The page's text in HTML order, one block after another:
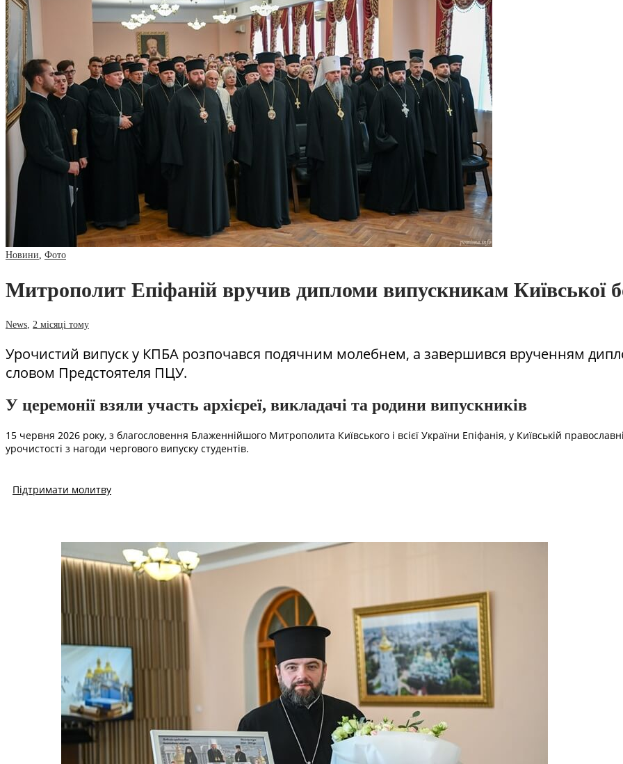
Новини Фото
Митрополит Епіфаній вручив дипломи випускникам Київської
News 2 місяці тому
Урочистий випуск у КПБА розпочався подячним молебнем, а завершився врученням
словом Предстоятеля ПЦУ.
У церемонії взяли участь архієреї, викладачі та родини випускників
15 червня 2026 року, з благословення Блаженнійшого Митрополита Київського і всієї України Епіфанія, у Київській
урочистості з нагоди чергового випуску студентів.
Підтримати молитву